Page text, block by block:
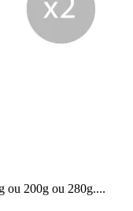
ou 200g ou 280g....